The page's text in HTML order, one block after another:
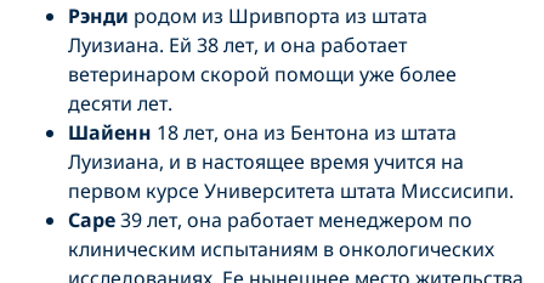
Рэнди родом из Шривпорта из штата
Луизиана. Ей 38 лет, и она работает
ветеринаром скорой помощи уже более
десяти лет.
Шайенн 18 лет, она из Бентона из штата
Луизиана, и в настоящее время учится на
первом курсе Университета штата Миссисипи.
Саре39 лет, она работает менеджером по
клиническим испытаниям в онкологических
исследованиях. Ее нынешнее место жительства